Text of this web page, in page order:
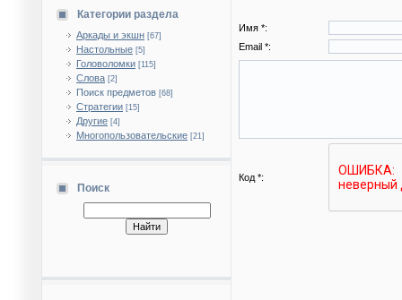
Категории раздела
Аркады и экшн [67]
Настольные [5]
Головоломки [115]
Слова [2]
Поиск предметов [68]
Стратегии [15]
Другие [4]
Многопользовательские [21]
Поиск
Имя *:
Email *:
Код *: